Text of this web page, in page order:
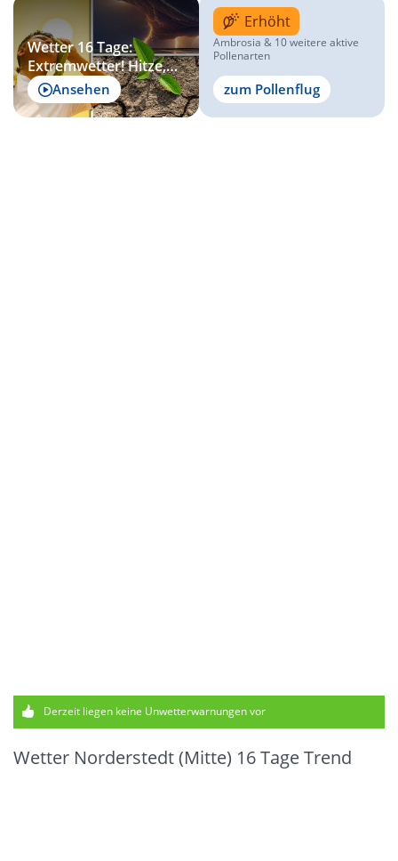
Wetter 16 Tage:
Extremwetter! Hitze,
Dürre und gewaltige
Gewitter
Ansehen
Erhöht
Ambrosia & 10 weitere aktive
Pollenarten
zum Pollenflug
Derzeit liegen keine Unwetterwarnungen vor
Wetter Norderstedt (Mitte) 16 Tage Trend